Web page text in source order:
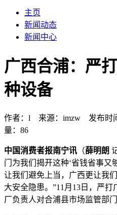
主页
新闻动态
新闻中心
广西合浦：严
种设备
作者：l 来源：imzw 发布时
量：86
中国消费者报南宁讯 （薛明朗
门为我们揭开这种‘省钱省事又
让我们避免上当，广西更让我
大安全隐患。”11月13日，严
厂负责人对合浦县市场监管部